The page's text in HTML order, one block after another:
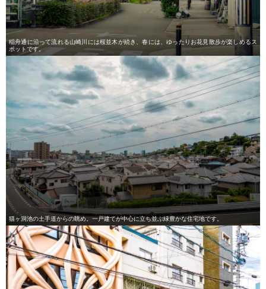
稲舟通に沿って流れる山崎川には桜並木が続き、春には、ゆったりお花見散歩が楽しめるス
ポットです。
猫ヶ洞池の土手道からの眺め。一戸建てが中心に立ち並ぶ緑豊かな住宅地です。